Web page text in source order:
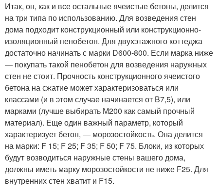
Итак, он, как и все остальные ячеистые бетоны, делится
на три типа по использованию. Для возведения стен
дома подходит конструкционный или конструкционно-
изоляционный пенобетон. Для двухэтажного коттеджа
достаточно начинать с марки D600-800. Если марка ниже
— покупать такой пенобетон для возведения наружных
стен не стоит. Прочность конструкционного ячеистого
бетона на сжатие может характеризоваться или
классами (и в этом случае начинается от B7,5), или
марками (лучше выбирать М200 как самый прочный
материал). Еще один важный параметр, который
характеризует бетон, — морозостойкость. Она делится
на марки: F 15; F 25; F 35; F 50; F 75. Блоки, из которых
будут возводиться наружные стены вашего дома,
должны иметь марку морозостойкости не ниже F25. Для
внутренних стен хватит и F15.